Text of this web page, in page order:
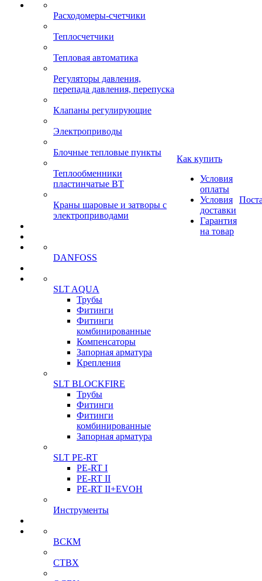
Расходомеры-счетчики
Теплосчетчики
Тепловая автоматика
Регуляторы давления,
перепада давления, перепуска
Клапаны регулирующие
Электроприводы
Блочные тепловые пункты
Теплообменники
пластинчатые ВТ
Краны шаровые и затворы с
электроприводами
DANFOSS
SLT AQUA
Трубы
Фитинги
Фитинги
комбинированные
Компенсаторы
Запорная арматура
Крепления
SLT BLOCKFIRE
Трубы
Фитинги
Фитинги
комбинированные
Запорная арматура
SLT PE-RT
PE-RT I
PE-RT II
PE-RT II+EVOH
Инструменты
ВСКМ
СТВХ
Как купить
Условия
оплаты
Условия
доставки
Гарантия
на товар